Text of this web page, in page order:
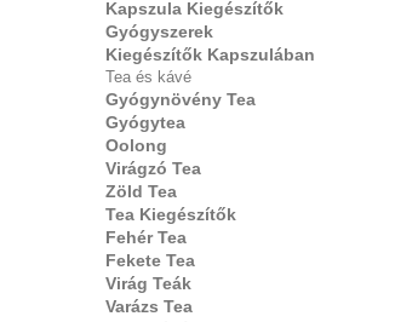
Kapszula Kiegészítők
Gyógyszerek
Kiegészítők Kapszulában
Tea és kávé
Gyógynövény Tea
Gyógytea
Oolong
Virágzó Tea
Zöld Tea
Tea Kiegészítők
Fehér Tea
Fekete Tea
Virág Teák
Varázs Tea